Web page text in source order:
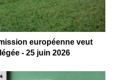
européenne veut
- 25 juin 2026